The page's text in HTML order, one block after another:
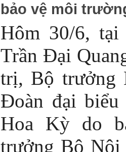
bảo vệ môi
Hôm 30/6,
Trần Đại
trị, Bộ trưởng
Đoàn đại
Hoa Kỳ do
trưởng Bộ Nội